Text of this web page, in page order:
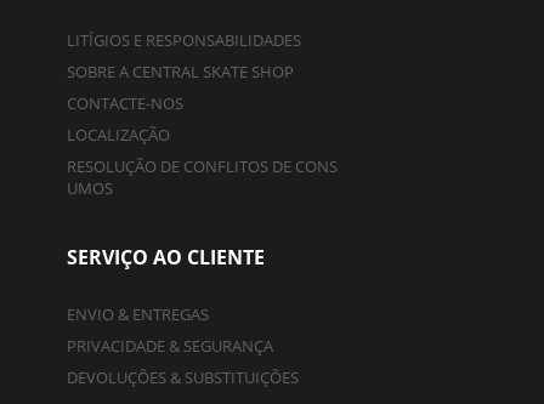
LITÍGIOS E RESPONSABILIDADES
SOBRE A CENTRAL SKATE SHOP
CONTACTE-NOS
LOCALIZAÇÃO
RESOLUÇÃO DE CONFLITOS DE CONS
UMOS
SERVIÇO AO CLIENTE
ENVIO & ENTREGAS
PRIVACIDADE & SEGURANÇA
DEVOLUÇÕES & SUBSTITUIÇÕES